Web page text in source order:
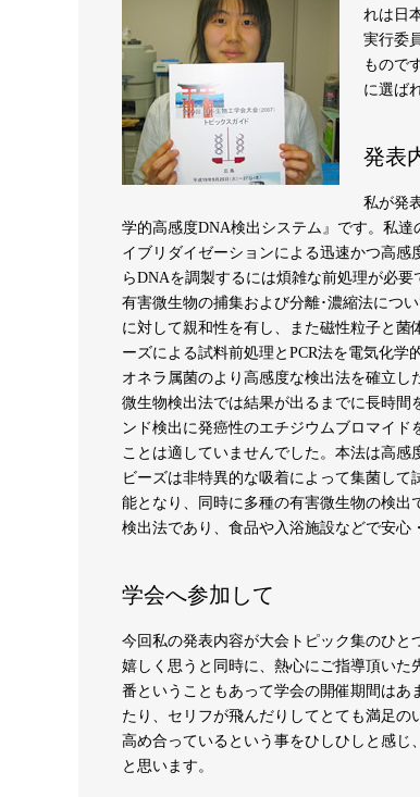
れは日
実行委
もので
に選ば
発表
私が発
学的高感度DNA検出システム』です。私
イブリダイゼーションによる迅速かつ高
らDNAを調製するには煩雑な前処理が必
有害微生物の捕集および分離･濃縮法につ
に対して親和性を有し、また磁性粒子と
ーズによる試料前処理とPCR法を電気化
オネラ属菌のより高感度な検出法を確立
微生物検出法では結果が出るまでに長時間
ンド検出に発癌性のエチジウムブロマイ
ことは適していませんでした。本法は高
ビーズは非特異的な吸着によって集菌し
能となり、同時に多種の有害微生物の検
検出法であり、食品や入浴施設などで安心
学会へ参加して
今回私の発表内容が大会トピック集のひ
嬉しく思うと同時に、熱心にご指導頂い
番ということもあって学会の開催期間は
たり、セリフが飛んだりしてとても満足
高め合っているという事をひしひしと感
と思います。